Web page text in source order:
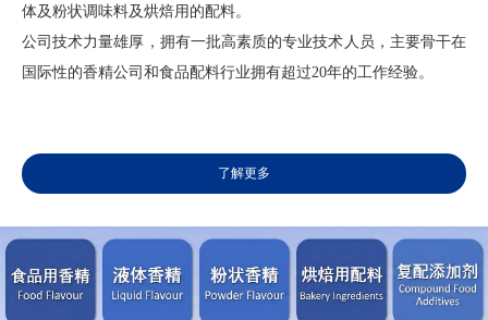
体及粉状调味料及烘焙用的配料。
公司技术力量雄厚，拥有一批高素质的专业技术人员，主要骨干在
国际性的香精公司和食品配料行业拥有超过20年的工作经验。
了解更多